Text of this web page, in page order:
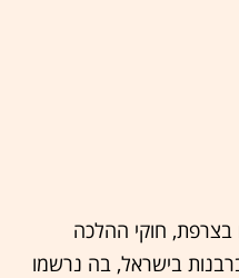
בצרפת, חוקי ההלכה
בישראל, בה נרשמו